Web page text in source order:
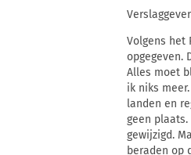
Volgens het
opgegeven.
Alles moet
ik niks
landen en
geen
gewijzigd.
beraden op